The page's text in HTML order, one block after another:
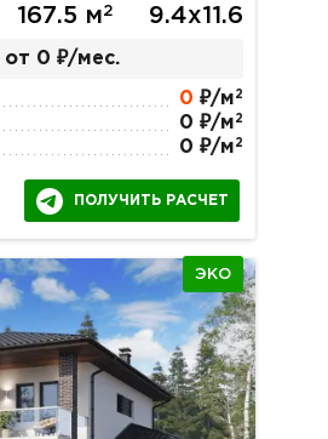
167.5 м2 9.4х11.6
от 0 ₽/мес.
0 ₽/м 2
0 ₽/м 2
0 ₽/м 2
ПОЛУЧИТЬ РАСЧЕТ
ЭКО